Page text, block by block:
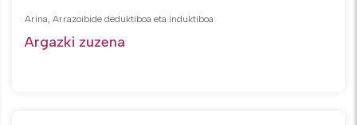
Arina, Arrazoibide deduktiboa eta induktiboa
Argazki zuzena